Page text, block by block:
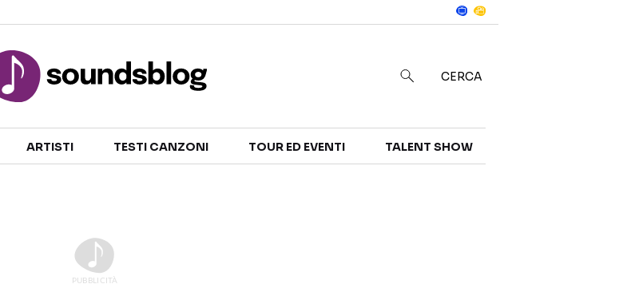
TALENT SHOW
CERCA
ARTISTI TESTI CANZONI TOUR ED EVENTI TALENT SHOW